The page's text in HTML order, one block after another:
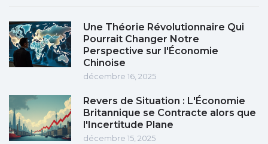
Une Théorie Révolutionnaire Qui
Pourrait Changer Notre
Perspective sur l'Économie
Chinoise
décembre 16, 2025
Revers de Situation : L'Économie
Britannique se Contracte alors que
l'Incertitude Plane
décembre 15, 2025